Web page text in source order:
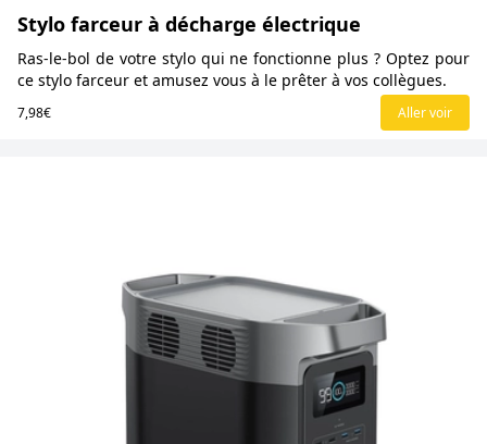
Stylo farceur à décharge électrique
Ras-le-bol de votre stylo qui ne fonctionne plus ? Optez pour
ce stylo farceur et amusez vous à le prêter à vos collègues.
7,98€ Aller voir